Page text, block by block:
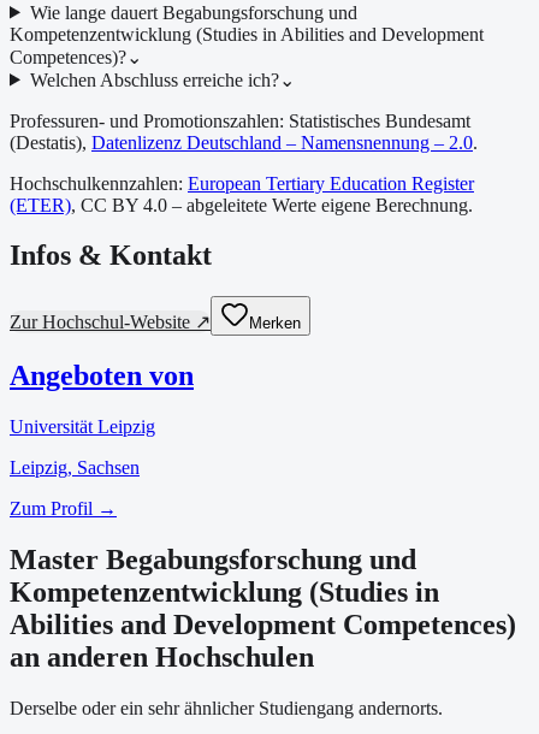
Wie lange dauert Begabungsforschung und
Kompetenzentwicklung (Studies in Abilities and Development
Competences)?⌄
Welchen Abschluss erreiche ich?⌄
Professuren- und Promotionszahlen: Statistisches Bundesamt
(Destatis), Datenlizenz Deutschland – Namensnennung – 2.0.
Hochschulkennzahlen: European Tertiary Education Register
(ETER), CC BY 4.0 – abgeleitete Werte eigene Berechnung.
Infos & Kontakt
Zur Hochschul-Website ↗ Merken
Angeboten von
Universität Leipzig
Leipzig, Sachsen
Zum Profil →
Master Begabungsforschung und
Kompetenzentwicklung (Studies in
Abilities and Development Competences)
an anderen Hochschulen
Derselbe oder ein sehr ähnlicher Studiengang andernorts.